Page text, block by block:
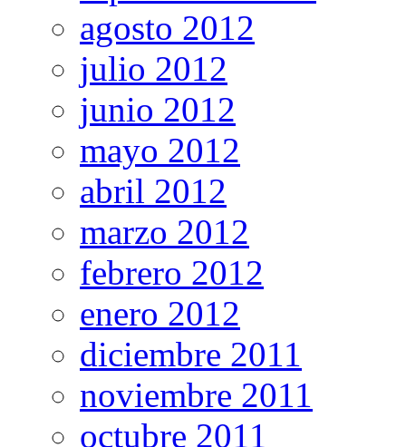
agosto 2012
julio 2012
junio 2012
mayo 2012
abril 2012
marzo 2012
febrero 2012
enero 2012
diciembre 2011
noviembre 2011
octubre 2011